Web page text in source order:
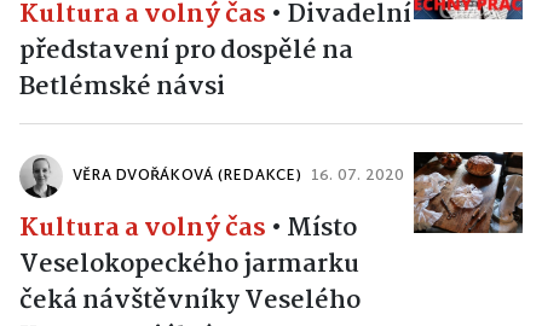
Kultura a volný čas • Divadelní
představení pro dospělé na
Betlémské návsi
VĚRA DVOŘÁKOVÁ (REDAKCE) 16. 07. 2020
Kultura a volný čas • Místo
Veselokopeckého jarmarku
čeká návštěvníky Veselého